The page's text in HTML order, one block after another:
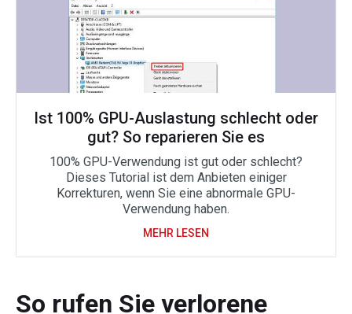
Ist 100% GPU-Auslastung schlecht oder
gut? So reparieren Sie es
100% GPU-Verwendung ist gut oder schlecht?
Dieses Tutorial ist dem Anbieten einiger
Korrekturen, wenn Sie eine abnormale GPU-
Verwendung haben.
MEHR LESEN
So rufen Sie verlorene